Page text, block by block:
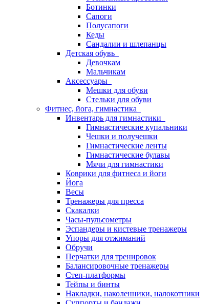
Ботинки
Сапоги
Полусапоги
Кеды
Сандалии и шлепанцы
Детская обувь
Девочкам
Мальчикам
Аксессуары
Мешки для обуви
Стельки для обуви
Фитнес, йога, гимнастика
Инвентарь для гимнастики
Гимнастические купальники
Чешки и получешки
Гимнастические ленты
Гимнастические булавы
Мячи для гимнастики
Коврики для фитнеса и йоги
Йога
Весы
Тренажеры для пресса
Скакалки
Часы-пульсометры
Эспандеры и кистевые тренажеры
Упоры для отжиманий
Обручи
Перчатки для тренировок
Балансировочные тренажеры
Степ-платформы
Тейпы и бинты
Накладки, наколенники, налокотники